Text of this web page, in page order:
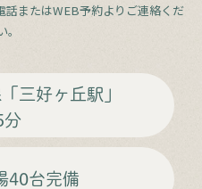
話またはWEB予約よりご連絡くだ
。
「三好ヶ丘駅」
分
40台完備